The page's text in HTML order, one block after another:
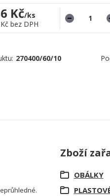
Kč/ks
bez DPH
270400/60/10
Zboží
OBÁLKY